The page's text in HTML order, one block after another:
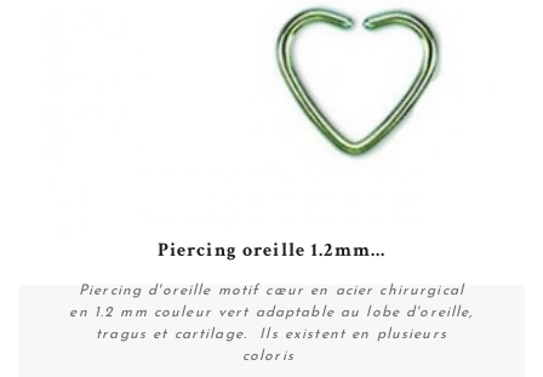
Piercing oreille 1.2mm...
Piercing d'oreille motif cœur en acier chirurgical
en 1.2 mm couleur vert adaptable au lobe d'oreille,
tragus et cartilage. Ils existent en plusieurs
coloris